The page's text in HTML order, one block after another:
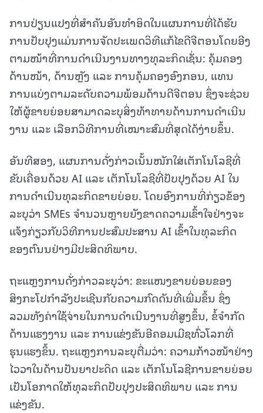
ການປ່ຽນແປງທີ່ສຳຄັນອັນທຳອິດໃນແຜນການທີ່ໄດ້ຮັບ
ການປັບປຸງແມ່ນການຈັດປະເພດວິທີແກ້ໄຂດີຈີຕອນໂດຍອີງ
ຕາມໜ້າທີ່ການດຳເນີນງານທາງທຸລະກິດເຊັ່ນ: ຄຸ້ມຄອງ
ດ້ານໜ້າ, ດ້ານຫຼັງ ແລະ ການຄຸ້ມຄອງອົງກອນ, ແທນ
ການແບ່ງຕາມລະດັບຄວາມພ້ອມດ້ານດີຈີຕອນ ຊຶ່ງຈະຊ່ວຍ
ໃຫ້ຜູ້ຂາຍຍ່ອຍສາມາດລະບຸສິ່ງທ້າທາຍດ້ານການດຳເນີນ
ງານ ແລະ ເລືອກວິທີການທີ່ເໝາະສົມທີ່ສຸດໄດ້ງ່າຍຂຶ້ນ.
ອັນທີສອງ, ແຜນການດັ່ງກ່າວເນັ້ນໜັກໃສ່ເຕັກໂນໂລຊີທີ່
ຂັບເຄື່ອນດ້ວຍ AI ແລະ ເຕັກໂນໂລຊີທີ່ປັບປຸງດ້ວຍ AI ໃນ
ການດຳເນີນທຸລະກິດຂາຍຍ່ອຍ. ໂດຍອົງການທີ່ກ່ຽວຂ້ອງ
ລະບຸວ່າ SMEs ຈຳນວນຫຼາຍຍັງຂາດຄວາມເຂົ້າໃຈຢ່າງຈະ
ແຈ້ງກ່ຽວກັບວິທີການປະສົມປະສານ AI ເຂົ້າໃນທຸລະກິດ
ຂອງຕົນນຢ່າງມີປະສິດທິພາບ.
ຖະແຫຼງການດັ່ງກ່າວລະບຸວ່າ: ຂະແໜງຂາຍຍ່ອຍຂອງ
ສິງກະໂປກຳລັງປະເຊີນກັບຄວາມກົດດັນທີ່ເພີ່ມຂຶ້ນ ຊຶ່ງ
ລວມທັງຄ່າໃຊ້ຈ່າຍໃນການດຳເນີນງານທີ່ສູງຂຶ້ນ, ຂໍ້ຈຳກັດ
ດ້ານແຮງງານ ແລະ ການແຂ່ງຂັນອີຄອມເມີຊທົ່ວໂລກທີ່
ຮຸນແຮງຂຶ້ນ. ຖະແຫຼງການລະບຸຕື່ມວ່າ: ຄວາມກ້າວໜ້າຢ່າງ
ໄວວາໃນດ້ານປັນຍາປະດິດ ແລະ ເຕັກໂນໂລຊີການຂາຍຍ່ອຍ
ເປັນໂອກາດໃຫ້ທຸລະກິດປັບປຸງປະສິດທິພາບ ແລະ ການ
ແຂ່ງຂັນ.